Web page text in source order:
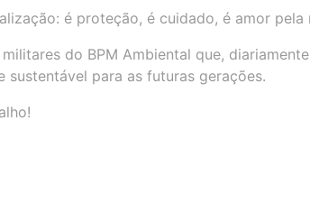
é proteção, é cuidado, é amor
do BPM Ambiental que,
sustentável para as futuras gerações.